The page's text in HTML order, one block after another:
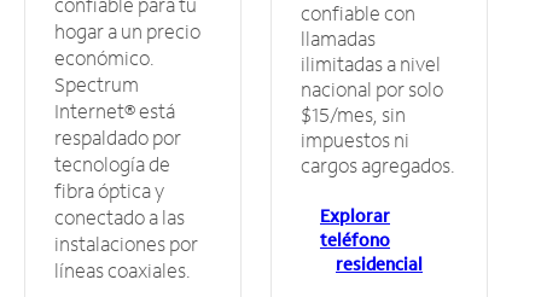
hogar a un precio
económico.
Spectrum
Internet® está
respaldado por
tecnología de
fibra óptica y
conectado a las
instalaciones por
líneas coaxiales.
confiable con
llamadas
ilimitadas a nivel
nacional por solo
$15/mes, sin
impuestos ni
cargos agregados.
Explorar
teléfono
residencial